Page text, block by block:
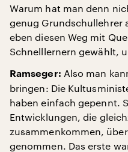
Warum hat man denn
genug Grundschullehrer
eben diesen Weg mit
Schnelllernern gewählt,
Ramseger: Also man
bringen: Die
haben einfach gepennt.
Entwicklungen, die
zusammenkommen,
genommen. Das erste